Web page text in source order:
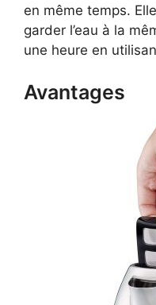
en même temps.
garder l’eau à la
une heure en
Avantages